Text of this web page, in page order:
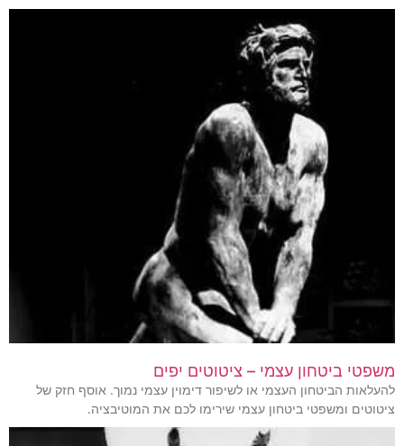
משפטי ביטחון עצמי – ציטוטים יפים
להעלאות הביטחון העצמי או לשיפור דימוין עצמי נמוך. אוסף חזק של
ציטוטים ומשפטי ביטחון עצמי שירימו לכם את המוטיבציה.